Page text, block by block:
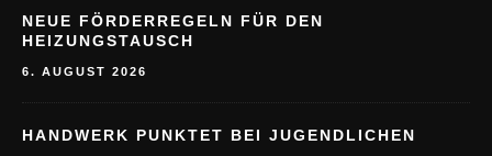
NEUE FÖRDERREGELN FÜR DEN
HEIZUNGSTAUSCH
6. AUGUST 2026
HANDWERK PUNKTET BEI JUGENDLICHEN